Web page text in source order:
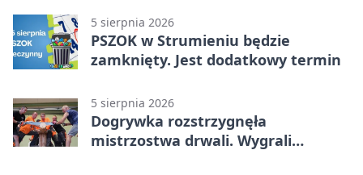
5 sierpnia 2026
PSZOK w Strumieniu będzie
zamknięty. Jest dodatkowy termin
5 sierpnia 2026
Dogrywka rozstrzygnęła
mistrzostwa drwali. Wygrali